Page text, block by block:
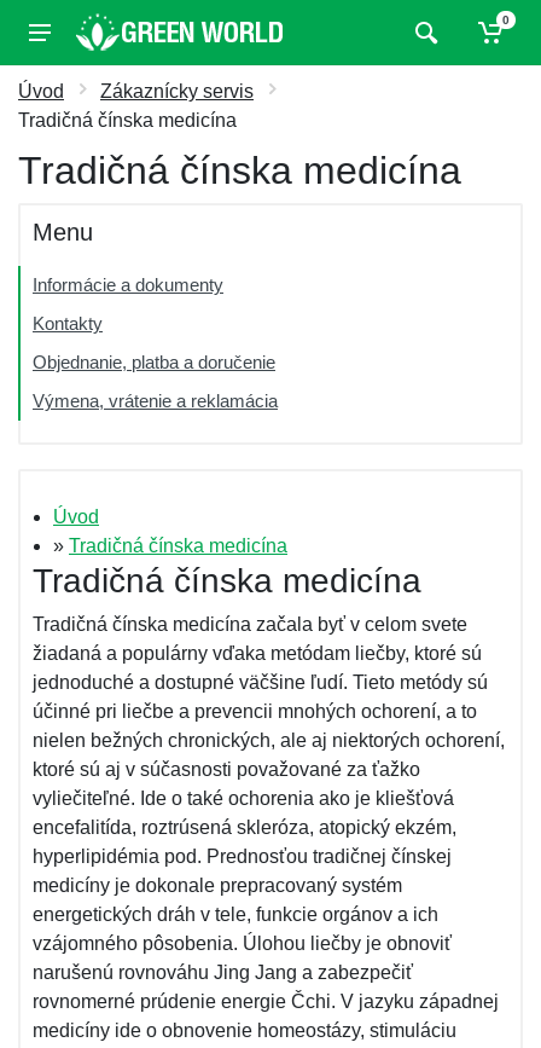
0
Úvod
Zákaznícky servis
Tradičná čínska medicína
Tradičná čínska medicína
Menu
Informácie a dokumenty
Kontakty
Objednanie, platba a doručenie
Výmena, vrátenie a reklamácia
Úvod
» Tradičná čínska medicína
Tradičná čínska medicína
Tradičná čínska medicína začala byť v celom svete
žiadaná a populárny vďaka metódam liečby, ktoré sú
jednoduché a dostupné väčšine ľudí. Tieto metódy sú
účinné pri liečbe a prevencii mnohých ochorení, a to
nielen bežných chronických, ale aj niektorých ochorení,
ktoré sú aj v súčasnosti považované za ťažko
vyliečiteľné. Ide o také ochorenia ako je kliešťová
encefalitída, roztrúsená skleróza, atopický ekzém,
hyperlipidémia pod. Prednosťou tradičnej čínskej
medicíny je dokonale prepracovaný systém
energetických dráh v tele, funkcie orgánov a ich
vzájomného pôsobenia. Úlohou liečby je obnoviť
narušenú rovnováhu Jing Jang a zabezpečiť
rovnomerné prúdenie energie Čchi. V jazyku západnej
medicíny ide o obnovenie homeostázy, stimuláciu